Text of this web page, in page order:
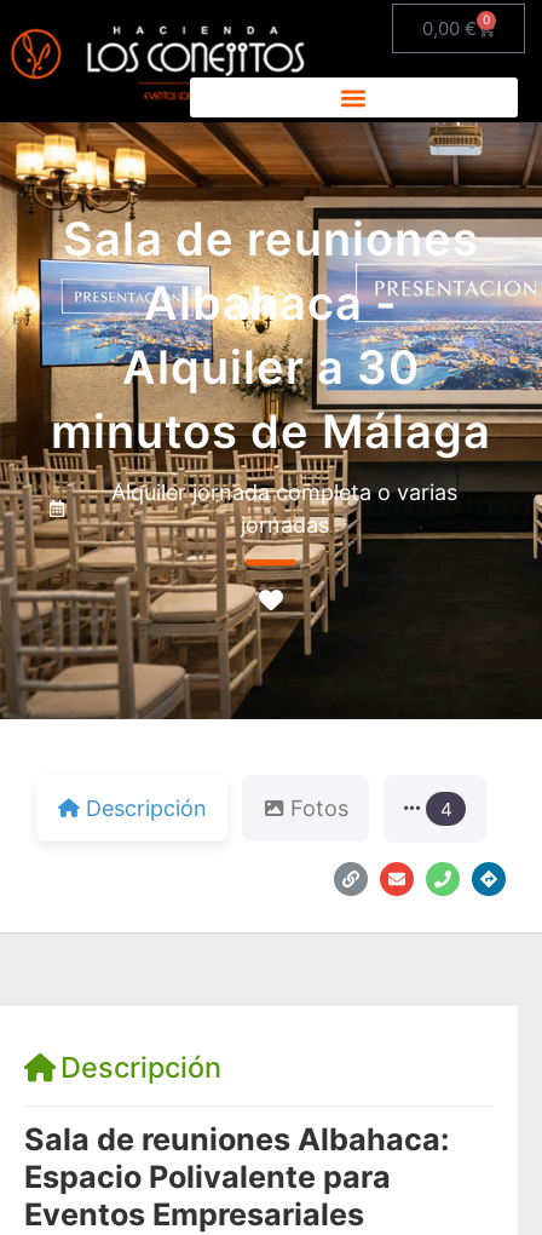
0,00€ 0
Sala de reuniones
Albahaca -
Alquiler a 30
minutos de Málaga
Alquiler jornada completa o varias
jornadas
Favorito
Descripción Fotos 4
Descripción
Sala de reuniones Albahaca:
Espacio Polivalente para
Eventos Empresariales